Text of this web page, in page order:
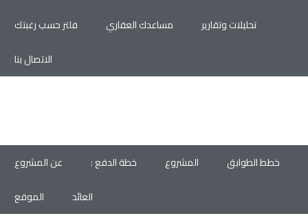
فلتر حسب رغبتك
مساعدك العقاري
تحليلات وتقارير
الاتصال بنا
عن المشروع خطة الدفع : المشروع
خطط الطوابق
الموقع
العائد